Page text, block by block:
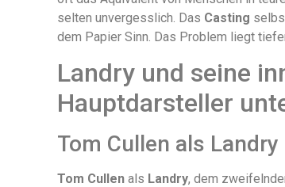
selten unvergesslich. Das Casting
dem Papier Sinn. Das Problem liegt
Landry und seine
Hauptdarsteller
Tom Cullen als Landry
Tom Cullen als Landry, dem